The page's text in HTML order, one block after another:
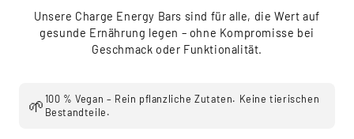
Unsere Charge Energy Bars sind für alle, die Wert auf
gesunde Ernährung legen – ohne Kompromisse bei
Geschmack oder Funktionalität.
🌱100 % Vegan – Rein pflanzliche Zutaten. Keine tierischen
Bestandteile.